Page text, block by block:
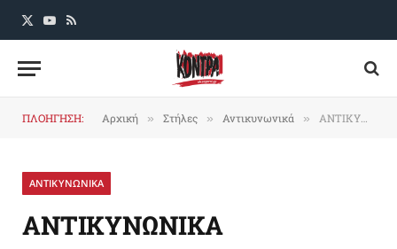
X
YouTube
RSS
ΠΛΟΗΓΗΣΗ: Αρχική » Στήλες » Αντικυνωνικά » ΑΝΤΙΚΥΝΩΝΙΚΑ
ΑΝΤΙΚΥΝΩΝΙΚΑ
ΑΝΤΙΚΥΝΩΝΙΚΑ